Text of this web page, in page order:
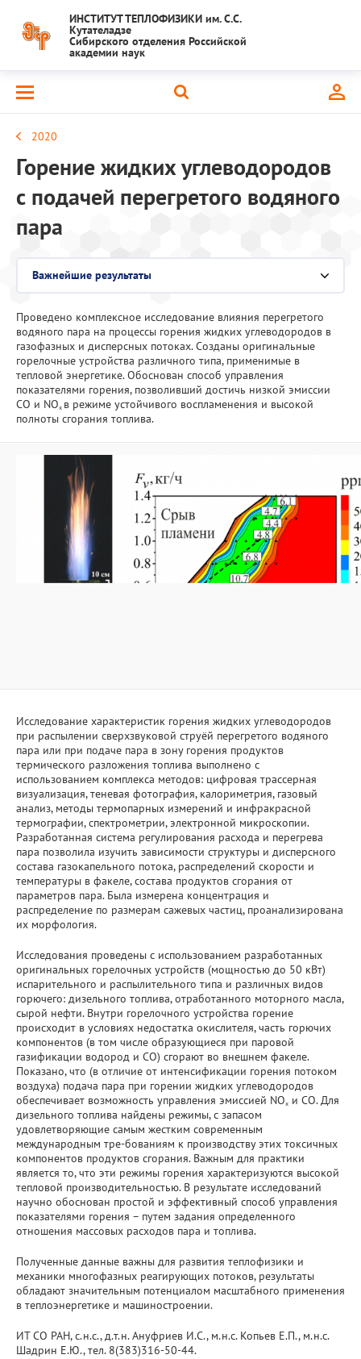
ИНСТИТУТ ТЕПЛОФИЗИКИ им. С.С.
Кутателадзе
Сибирского отделения Российской
академии наук
2020
Горение жидких углеводородов
с подачей перегретого водяного
пара
Национальный проект "Наука и университеты"
Крупный научный проект
Важнейшие результаты
Фундаментальные исследования
Уникальные стенды и установки
ЦКП "Теплофизика и энергетика"
Международное сотрудничество
Полезные ссылки
Выберите раздел
Проведено комплексное исследование влияния перегретого
водяного пара на процессы горения жидких углеводородов в
газофазных и дисперсных потоках. Созданы оригинальные
горелочные устройства различного типа, применимые в
тепловой энергетике. Обоснован способ управления
показателями горения, позволивший достичь низкой эмиссии
СО и NOx в режиме устойчивого воспламенения и высокой
полноты сгорания топлива.
Исследование характеристик горения жидких углеводородов
при распылении сверхзвуковой струёй перегретого водяного
пара или при подаче пара в зону горения продуктов
термического разложения топлива выполнено с
использованием комплекса методов: цифровая трассерная
визуализация, теневая фотография, калориметрия, газовый
анализ, методы термопарных измерений и инфракрасной
термографии, спектрометрии, электронной микроскопии.
Разработанная система регулирования расхода и перегрева
пара позволила изучить зависимости структуры и дисперсного
состава газокапельного потока, распределений скорости и
температуры в факеле, состава продуктов сгорания от
параметров пара. Была измерена концентрация и
распределение по размерам сажевых частиц, проанализирована
их морфология.
Исследования проведены с использованием разработанных
оригинальных горелочных устройств (мощностью до 50 кВт)
испарительного и распылительного типа и различных видов
горючего: дизельного топлива, отработанного моторного масла,
сырой нефти. Внутри горелочного устройства горение
происходит в условиях недостатка окислителя, часть горючих
компонентов (в том числе образующиеся при паровой
газификации водород и СО) сгорают во внешнем факеле.
Показано, что (в отличие от интенсификации горения потоком
воздуха) подача пара при горении жидких углеводородов
обеспечивает возможность управления эмиссией NOx и СО. Для
дизельного топлива найдены режимы, с запасом
удовлетворяющие самым жестким современным
международным тре-бованиям к производству этих токсичных
компонентов продуктов сгорания. Важным для практики
является то, что эти режимы горения характеризуются высокой
тепловой производительностью. В результате исследований
научно обоснован простой и эффективный способ управления
показателями горения – путем задания определенного
отношения массовых расходов пара и топлива.
Полученные данные важны для развития теплофизики и
механики многофазных реагирующих потоков, результаты
обладают значительным потенциалом масштабного применения
в теплоэнергетике и машиностроении.
ИТ СО РАН, с.н.с., д.т.н. Ануфриев И.С., м.н.с. Копьев Е.П., м.н.с.
Шадрин Е.Ю., тел. 8(383)316-50-44.